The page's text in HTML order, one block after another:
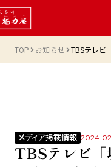
TOP お知らせ
メディア掲載情報
TBSテレビ「